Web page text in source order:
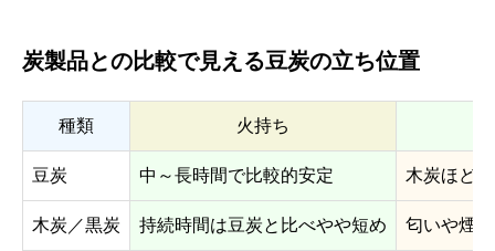
炭製品との比較で見える豆炭の立ち位置
種類 火持ち
豆炭 中～長時間で比較的安定 木炭ほど
木炭／黒炭 持続時間は豆炭と比べやや短め 匂いや煙